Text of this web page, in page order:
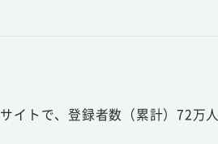
イトで、登録者数（累計）72万人